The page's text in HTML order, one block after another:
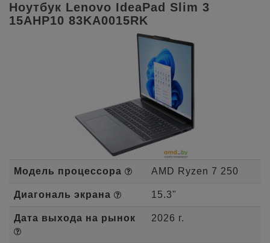
Ноутбук Lenovo IdeaPad Slim 3
15AHP10 83KA0015RK
Модель процессора AMD Ryzen 7 250
Диагональ экрана 15.3"
Дата выхода на рынок 2026 г.